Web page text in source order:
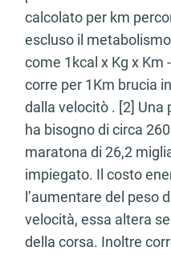
calcolato per km
escluso il
come 1kcal x Kg x Km
corre per 1Km brucia
dalla velocitò . [2] Una
ha bisogno di circa
maratona di 26,2
impiegato. Il costo
l’aumentare del peso
velocità, essa altera
della corsa. Inoltre